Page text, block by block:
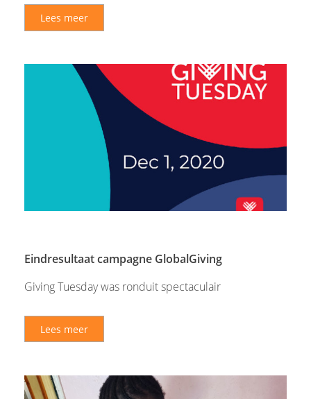
Lees meer
Eindresultaat campagne GlobalGiving
Giving Tuesday was ronduit spectaculair
Lees meer